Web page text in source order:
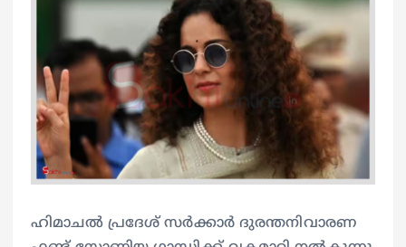
ഹിമാചൽ പ്രദേശ് സർക്കാർ ദുരന്തനിവാരണ